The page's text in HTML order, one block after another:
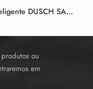
Inteligente DUSCH SANITÁRIO, chuveiro bidé assento Sanitário branco bidé assento sanitário em Design sem aro
ou
em